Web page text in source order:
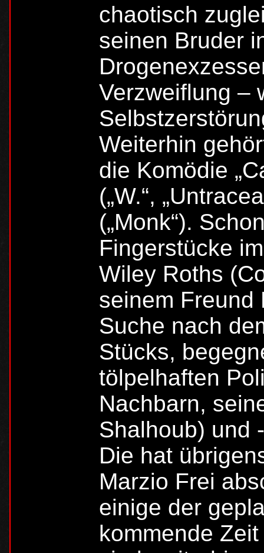
chaotisch
seinen Bruder
Verzweiflung –
Weiterhin
die Komödie
(„W.“,
(„Monk“).
Fingerstücke
Wiley Roths
seinem Freund
Suche nach
Stücks,
tölpelhaften
Nachbarn,
Shalhoub) und
Die hat
Marzio Frei
einige der
kommende